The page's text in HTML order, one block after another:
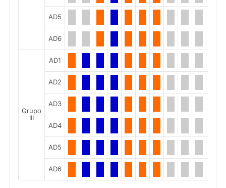
AD5
AD6
Grupo
III
AD1
AD2
AD3
AD4
AD5
AD6